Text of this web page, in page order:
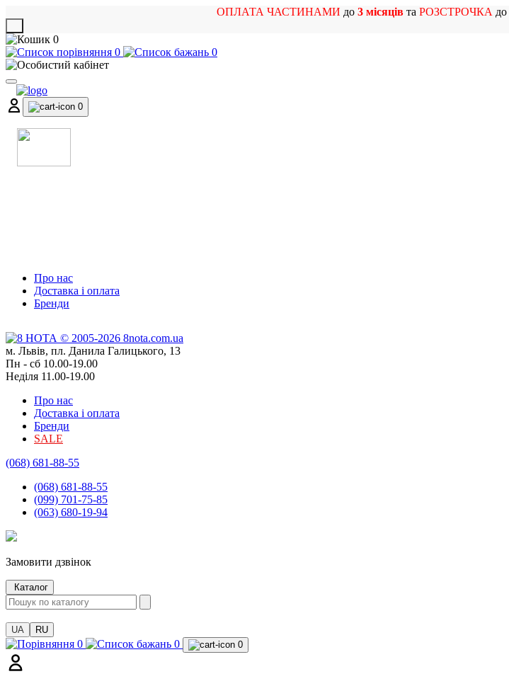
ОПЛАТА ЧАСТИНАМИ до 3 місяцівта РОЗСТРОЧКА до
0
0
0
0
Про нас
Доставка і оплата
Бренди
м. Львів, пл. Данила Галицького, 13
Пн - сб 10.00-19.00
Неділя 11.00-19.00
Про нас
Доставка і оплата
Бренди
SALE
(068) 681-88-55
(068) 681-88-55
(099) 701-75-85
(063) 680-19-94
Замовити дзвінок
Каталог
UA RU
0 0 0